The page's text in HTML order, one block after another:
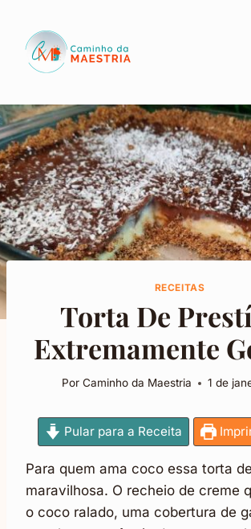
Conteúdo
RECEITAS
Torta De
Extremamente
Por Caminho da Maestria 1 de
Pular para a Receita
Para quem ama coco essa torta
maravilhosa. O recheio de creme
o coco ralado, uma cobertura de